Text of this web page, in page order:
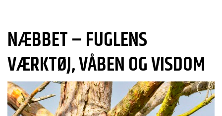
NÆBBET – FUGLENS
VÆRKTØJ, VÅBEN OG VISDOM